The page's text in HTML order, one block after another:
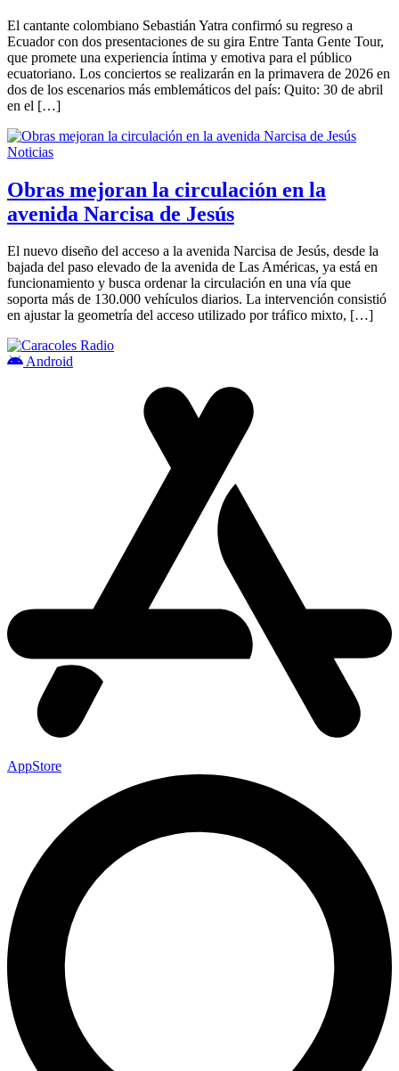
El cantante colombiano Sebastián Yatra confirmó su regreso a
Ecuador con dos presentaciones de su gira Entre Tanta Gente Tour,
que promete una experiencia íntima y emotiva para el público
ecuatoriano. Los conciertos se realizarán en la primavera de 2026 en
dos de los escenarios más emblemáticos del país: Quito: 30 de abril
en el […]
Noticias
Obras mejoran la circulación en la
avenida Narcisa de Jesús
El nuevo diseño del acceso a la avenida Narcisa de Jesús, desde la
bajada del paso elevado de la avenida de Las Américas, ya está en
funcionamiento y busca ordenar la circulación en una vía que
soporta más de 130.000 vehículos diarios. La intervención consistió
en ajustar la geometría del acceso utilizado por tráfico mixto, […]
Android
AppStore